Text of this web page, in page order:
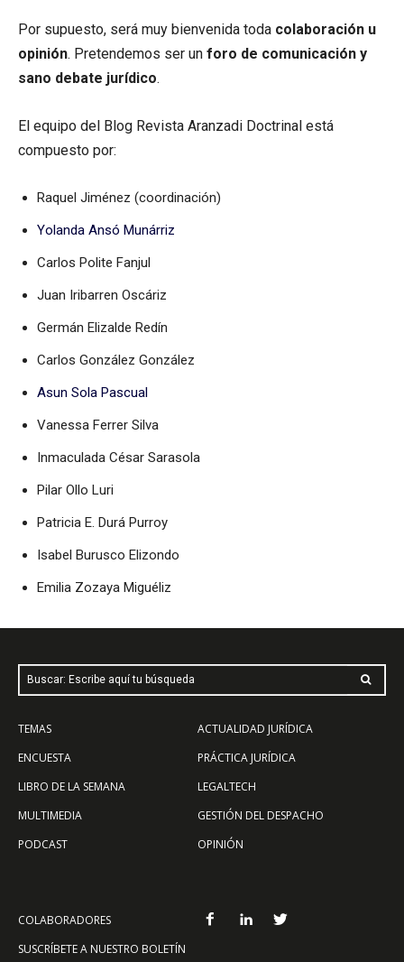
Por supuesto, será muy bienvenida toda colaboración u
opinión. Pretendemos ser un foro de comunicación y
sano debate jurídico.
El equipo del Blog Revista Aranzadi Doctrinal está
compuesto por:
Raquel Jiménez (coordinación)
Yolanda Ansó Munárriz
Carlos Polite Fanjul
Juan Iribarren Oscáriz
Germán Elizalde Redín
Carlos González González
Asun Sola Pascual
Vanessa Ferrer Silva
Inmaculada César Sarasola
Pilar Ollo Luri
Patricia E. Durá Purroy
Isabel Burusco Elizondo
Emilia Zozaya Miguéliz
Buscar: Escribe aquí tu búsqueda
TEMAS
ENCUESTA
LIBRO DE LA SEMANA
MULTIMEDIA
PODCAST
ACTUALIDAD JURÍDICA
PRÁCTICA JURÍDICA
LEGALTECH
GESTIÓN DEL DESPACHO
OPINIÓN
COLABORADORES
SUSCRÍBETE A NUESTRO BOLETÍN